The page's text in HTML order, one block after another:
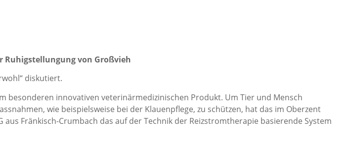
Ruhigstellungung von Großvieh
diskutiert.
besonderen innovativen veterinärmedizinischen Produkt. Um Tier und Mensch
wie beispielsweise bei der Klauenpflege, zu schützen, hat das im Oberzent
Fränkisch-Crumbach das auf der Technik der Reizstromtherapie basierende System